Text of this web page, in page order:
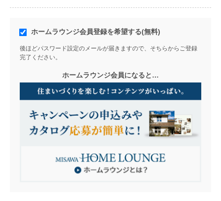
ホームラウンジ会員登録を希望する(無料)
後ほどパスワード設定のメールが届きますので、そちらからご登録
完了ください。
ホームラウンジ会員になると…